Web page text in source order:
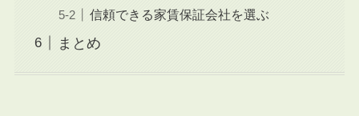
信頼できる家賃保証会社を選ぶ
まとめ